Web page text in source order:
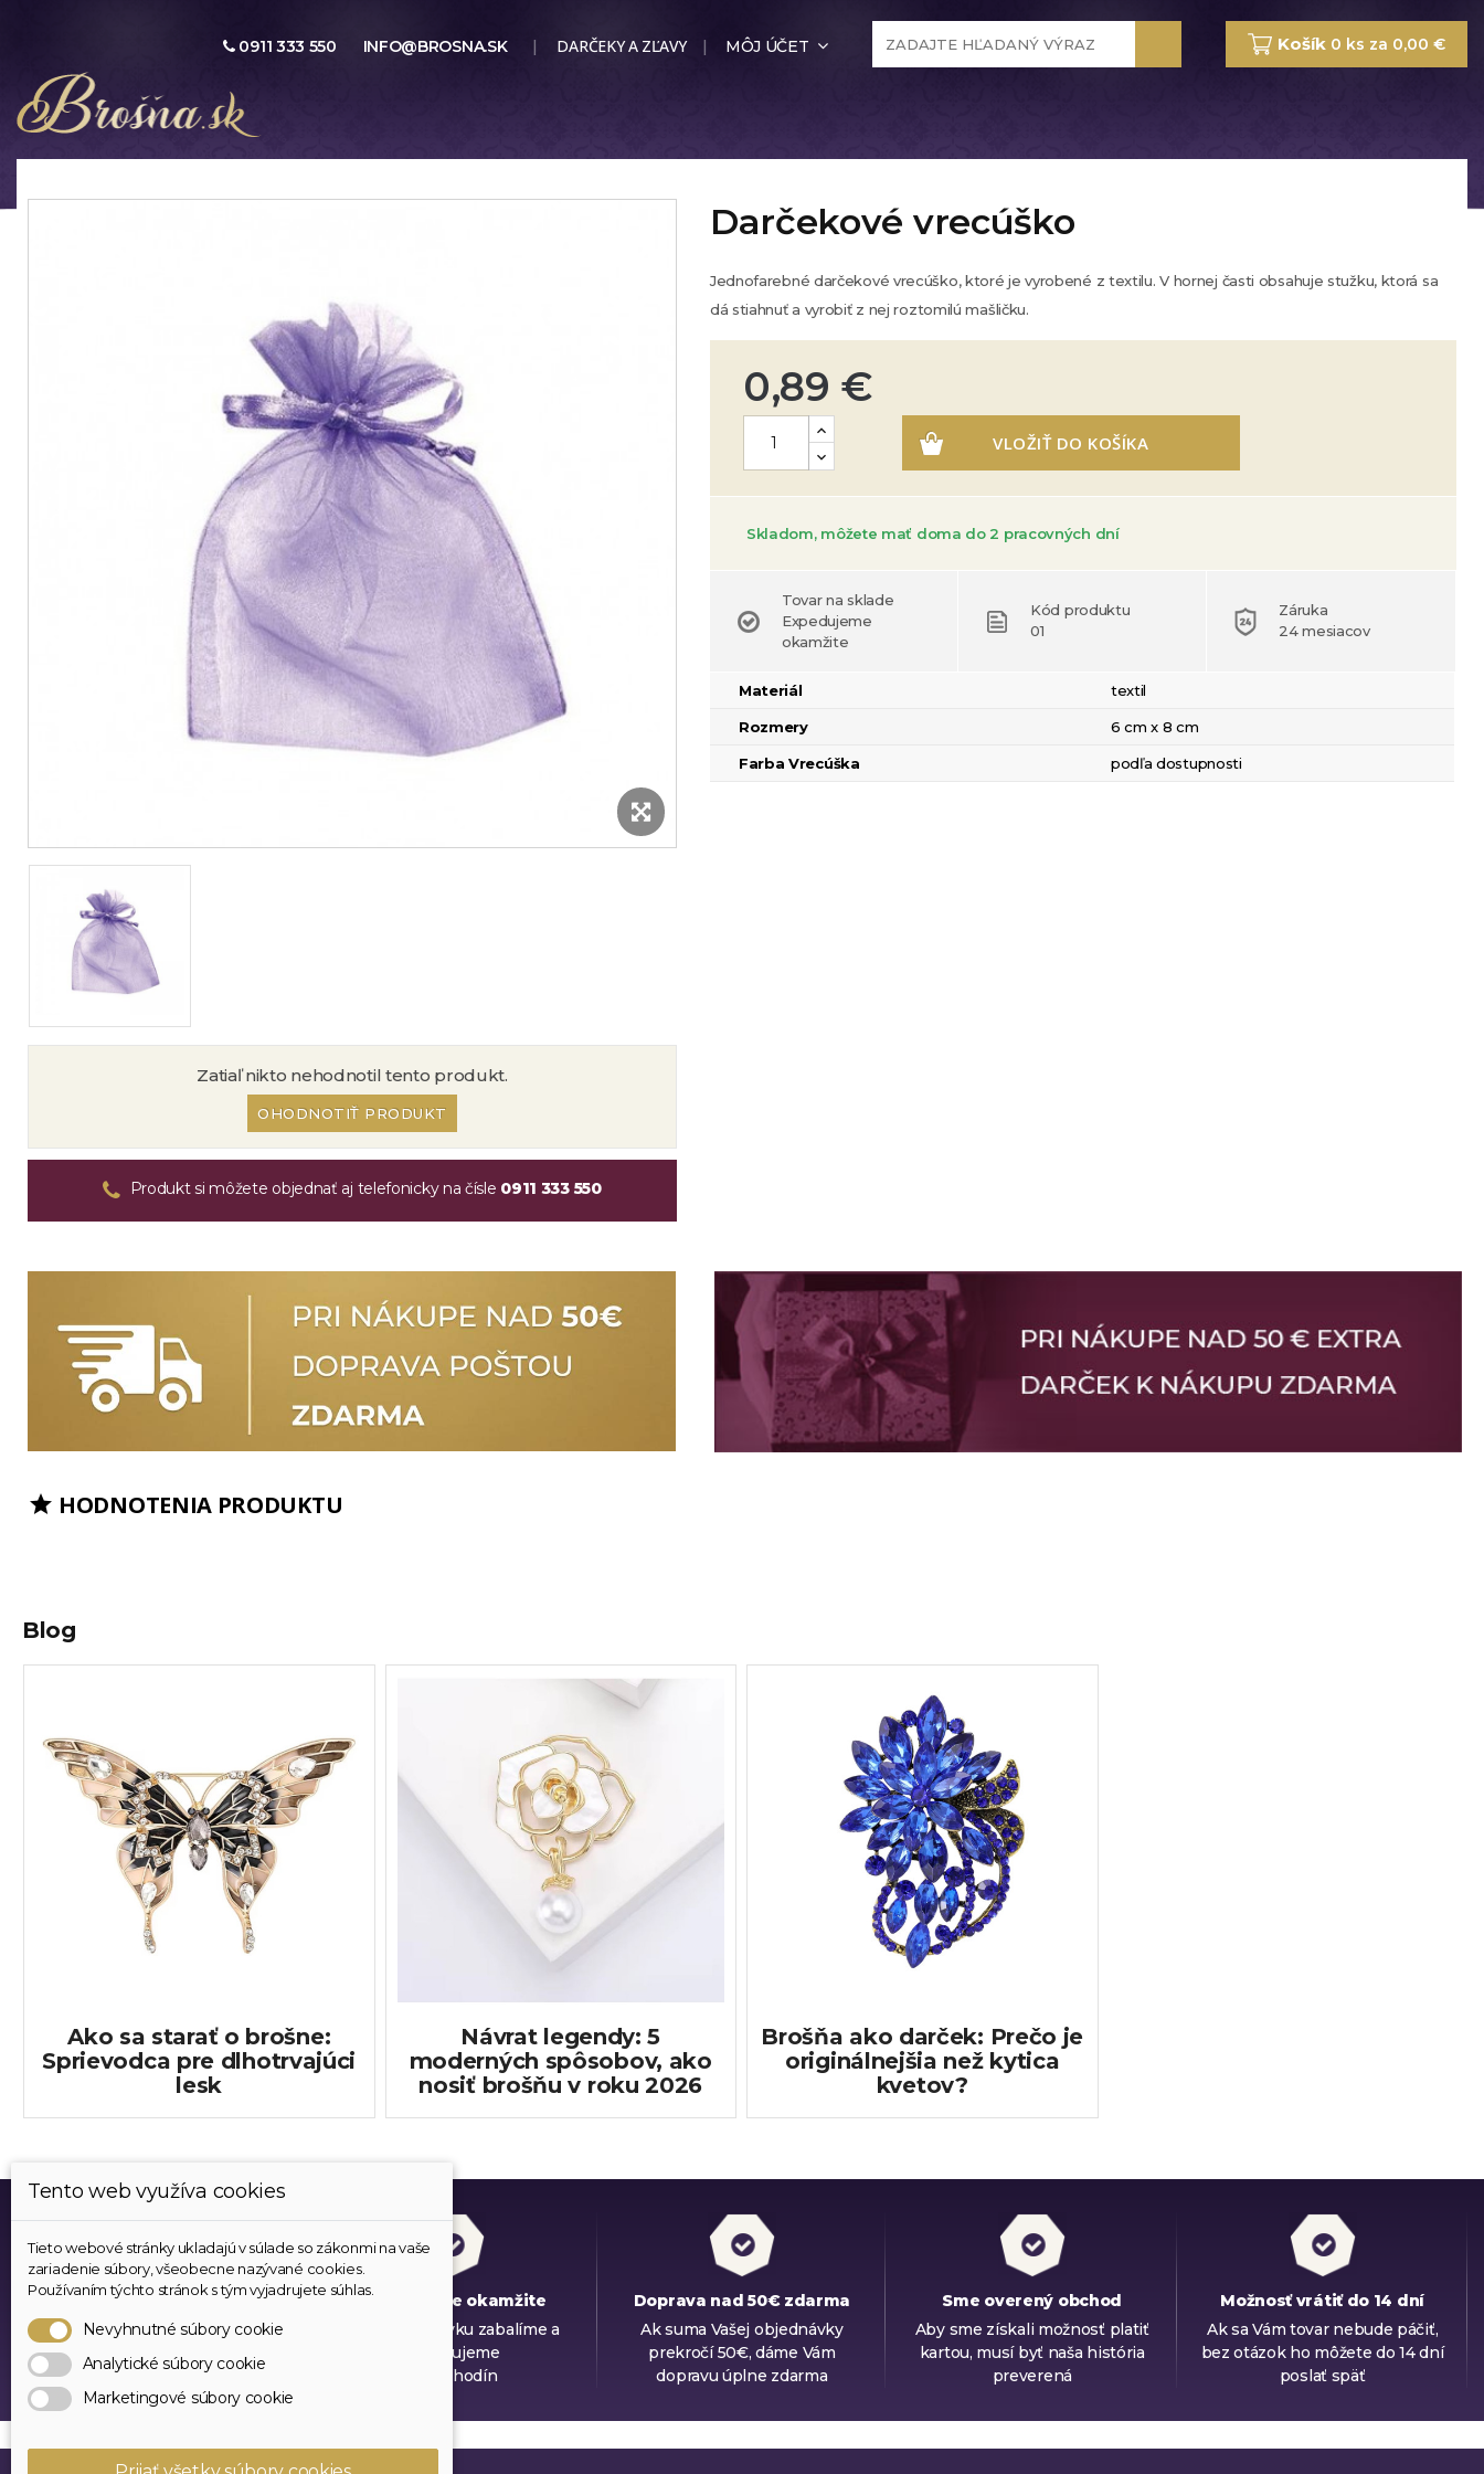
Košík 0 ks za 0,00 €
MÔJ ÚČET
0911 333 550 INFO@BROSNA.SK DARČEKY A ZĽAVY
Zatiaľ nikto nehodnotil tento produkt.
OHODNOTIŤ PRODUKT
Produkt si môžete objednať aj telefonicky na čísle 0911 333 550
Darčekové vrecúško
Jednofarebné darčekové vrecúško, ktoré je vyrobené z textilu. V hornej časti obsahuje stužku, ktorá sa
dá stiahnuť a vyrobiť z nej roztomilú mašličku.
0,89 €
VLOŽIŤ DO KOŠÍKA
Skladom, môžete mať doma do 2 pracovných dní
Tovar na sklade
Expedujeme
okamžite
Kód produktu
01
Záruka
24 mesiacov
Materiál textil
Rozmery 6 cm x 8 cm
Farba Vrecúška podľa dostupnosti
 HODNOTENIA PRODUKTU
Blog
Ako sa starať o brošne:
Sprievodca pre dlhotrvajúci
lesk
Návrat legendy: 5
moderných spôsobov, ako
nosiť brošňu v roku 2026
Brošňa ako darček: Prečo je
originálnejšia než kytica
kvetov?
Všetok tovar je skladom
Každý produkt, ktorý ponúkame
máme
skladom
Expedujeme okamžite
Vašu objednávku zabalíme a
expedujeme
do 24 hodín
Doprava nad 50€ zdarma
Ak suma Vašej objednávky
prekročí 50€, dáme Vám
dopravu úplne zdarma
Sme overený obchod
Aby sme získali možnosť platiť
kartou, musí byť naša história
preverená
Možnosť vrátiť do 14 dní
Ak sa Vám tovar nebude páčiť,
bez otázok ho môžete do 14 dní
poslať späť
Tento web využíva cookies
Tieto webové stránky ukladajú v súlade so zákonmi na vaše
zariadenie súbory, všeobecne nazývané cookies.
Používaním týchto stránok s tým vyjadrujete súhlas.
Nevyhnutné súbory cookie
Analytické súbory cookie
Marketingové súbory cookie